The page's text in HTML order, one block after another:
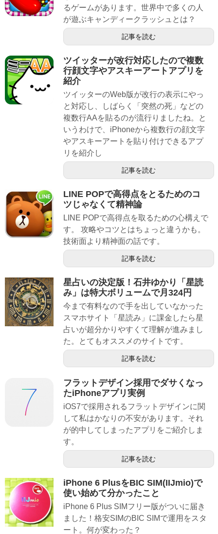
るゲームがあります。世界中で多くの人
が遊ぶキャンディークラッシュとは？
記事を読む
ツイッターが改行対応したので複数
行顔文字やアスキーアートアプリを
紹介
ツイッターのWeb版が改行の表示にやっ
と対応し、しばらく「突然の死」などの
複数行AAを貼るのが流行りましたね。と
いうわけで、iPhoneから複数行の顔文字
やアスキーアートを貼り付けできるアプ
リを紹介し
記事を読む
LINE POPで高得点をとるためのコ
ツじゃなくて精神論
LINE POPで高得点を取るための心構えで
す。 攻略やコツとはちょっと違うかも。
技術面より精神面の話です。
記事を読む
星占いの決定版！石井ゆかり「星読
み」は特大ボリュームで月324円
今まで有料なので手を出していなかった
スマホサイト「星読み」に課金したら星
占いが超分かりやすくて理解が進みまし
た。とてもオススメのサイトです。
記事を読む
フラットデザイン採用でダサくなっ
たiPhoneアプリ実例
iOS7で採用されるフラットデザインに関
して私はかなりの不安があります。それ
が的中してしまったアプリをご紹介しま
す。
記事を読む
iPhone 6 PlusをBIC SIM(IIJmio)で
使い始めて分かったこと
iPhone 6 Plus SIMフリー版がついに届き
ました！格安SIMのBIC SIMで運用をスタ
ート。何が変わった？